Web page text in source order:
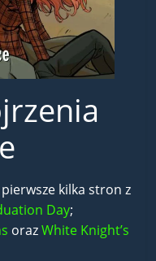
kilka stron z
Day;
orazWhite Knight’s